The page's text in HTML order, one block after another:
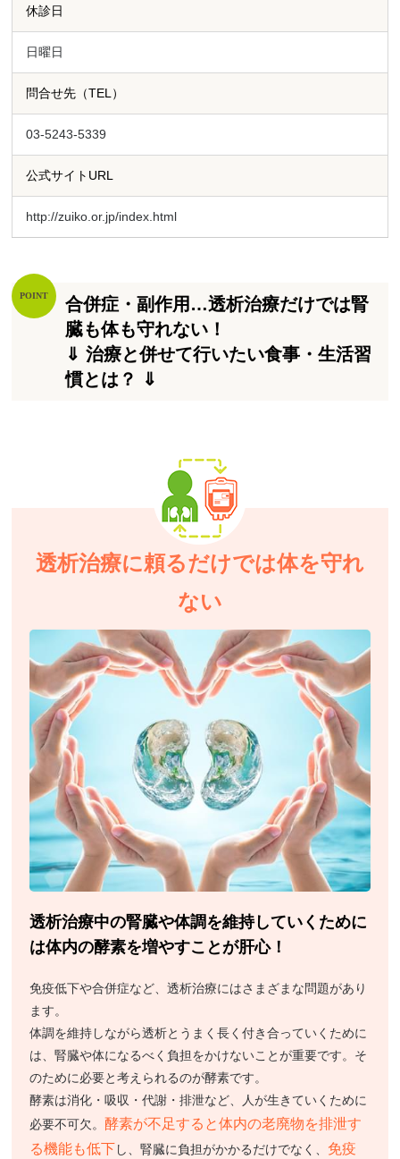
休診日
日曜日
問合せ先（TEL）
03-5243-5339
公式サイトURL
http://zuiko.or.jp/index.html
合併症・副作用…透析治療だけでは腎
臓も体も守れない！
⇓ 治療と併せて行いたい食事・生活習
慣とは？ ⇓
透析治療に頼るだけでは体を守れ
ない
透析治療中の腎臓や体調を維持していくために
は体内の酵素を増やすことが肝心！
免疫低下や合併症など、透析治療にはさまざまな問題があり
ます。
体調を維持しながら透析とうまく長く付き合っていくために
は、腎臓や体になるべく負担をかけないことが重要です。そ
のために必要と考えられるのが酵素です。
酵素は消化・吸収・代謝・排泄など、人が生きていくために
必要不可欠。 酵素が不足すると体内の老廃物を排泄す
る機能も低下し、腎臓に負担がかかるだけでなく、 免疫